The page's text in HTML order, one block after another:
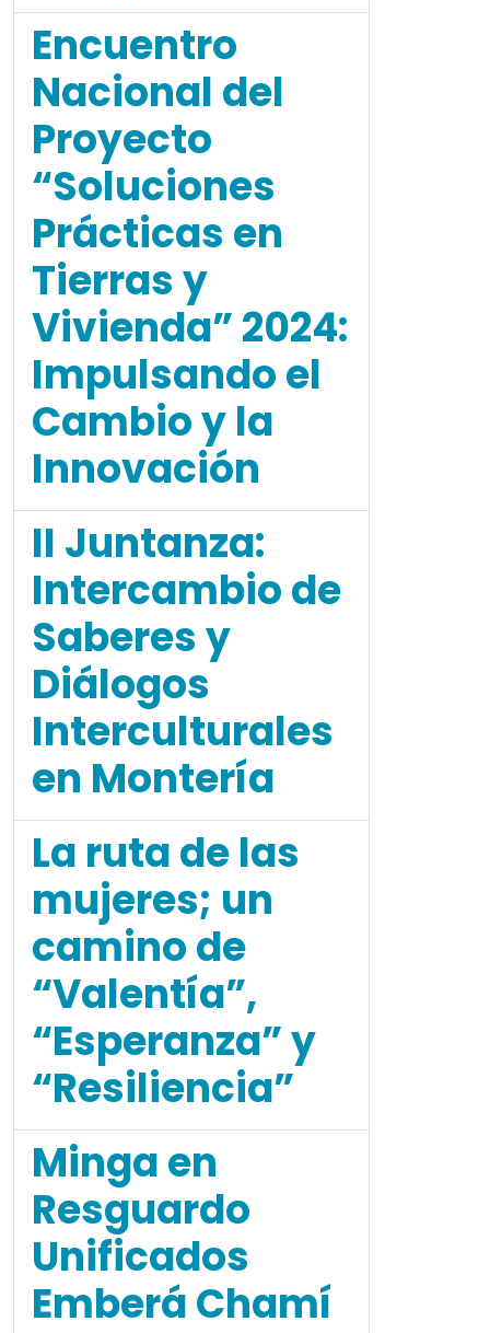
Encuentro
Nacional del
Proyecto
“Soluciones
Prácticas en
Tierras y
Vivienda” 2024:
Impulsando el
Cambio y la
Innovación
II Juntanza:
Intercambio de
Saberes y
Diálogos
Interculturales
en Montería
La ruta de las
mujeres; un
camino de
“Valentía”,
“Esperanza” y
“Resiliencia”
Minga en
Resguardo
Unificados
Emberá Chamí